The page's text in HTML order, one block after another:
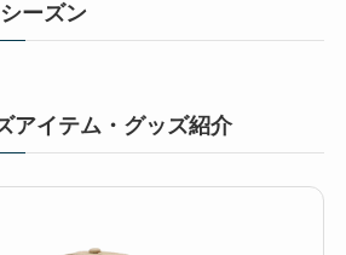
ーズン
アイテム・グッズ紹介